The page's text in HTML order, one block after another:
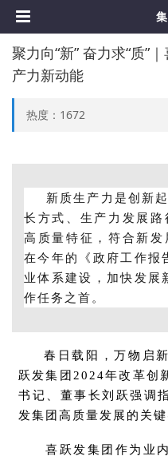
聚力向“新” 奋力求“质”
产力新动能
热度： 1672
新质生产力是创新
长方式、生产力发展路
高质量特征，符合新发
在今年的《政府工作报
业体系建设，加快发展
作任务之首。
春日载阳，万物启
跃发集团2024年改革创
书记、董事长刘跃强调
发集团高质量发展的关键
喜跃发集团作为业